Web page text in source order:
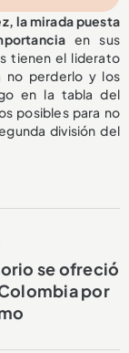
la mirada puesta
en sus
tienen el liderato
no perderlo y los
en la tabla del
posibles para no
división del
se ofreció
por